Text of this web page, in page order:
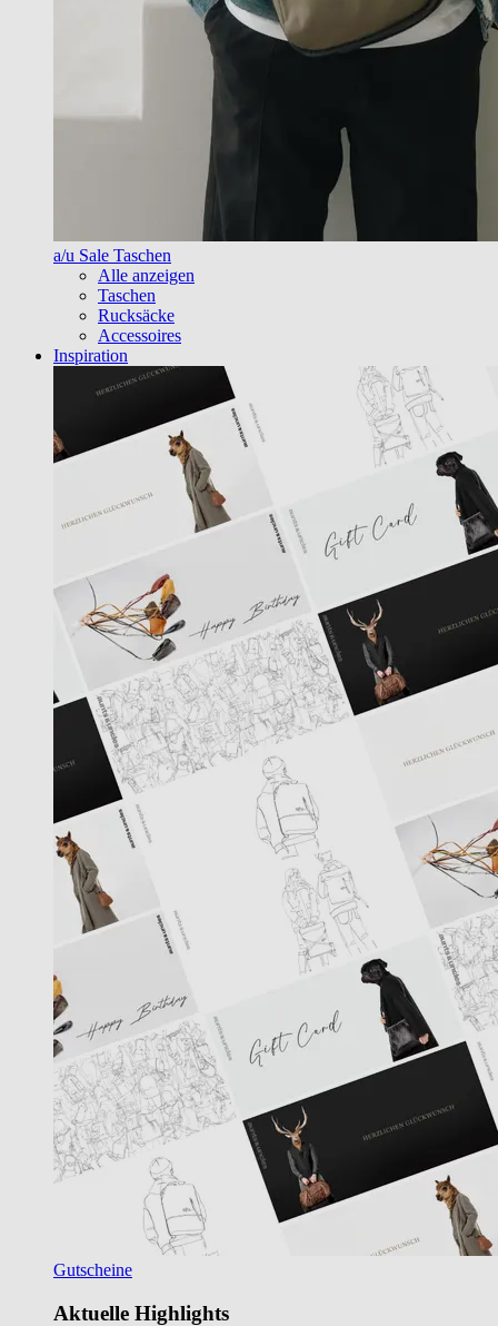
a/u Sale Taschen
Alle anzeigen
Taschen
Rucksäcke
Accessoires
Inspiration
Gutscheine
Aktuelle Highlights